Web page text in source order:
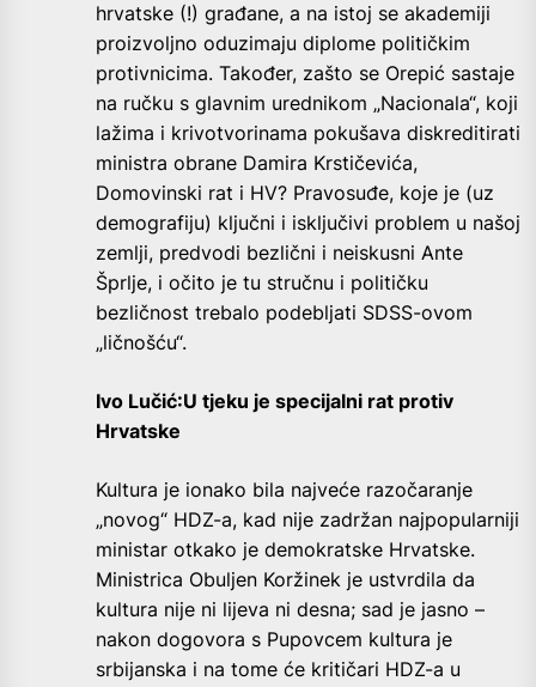
hrvatske (!) građane, a na istoj se akademiji
proizvoljno oduzimaju diplome političkim
protivnicima. Također, zašto se Orepić sastaje
na ručku s glavnim urednikom „Nacionala“, koji
lažima i krivotvorinama pokušava diskreditirati
ministra obrane Damira Krstičevića,
Domovinski rat i HV? Pravosuđe, koje je (uz
demografiju) ključni i isključivi problem u našoj
zemlji, predvodi bezlični i neiskusni Ante
Šprlje, i očito je tu stručnu i političku
bezličnost trebalo podebljati SDSS-ovom
„ličnošću“.
Ivo Lučić:U tjeku je specijalni rat protiv
Hrvatske
Kultura je ionako bila najveće razočaranje
„novog“ HDZ-a, kad nije zadržan najpopularniji
ministar otkako je demokratske Hrvatske.
Ministrica Obuljen Koržinek je ustvrdila da
kultura nije ni lijeva ni desna; sad je jasno –
nakon dogovora s Pupovcem kultura je
srbijanska i na tome će kritičari HDZ-a u